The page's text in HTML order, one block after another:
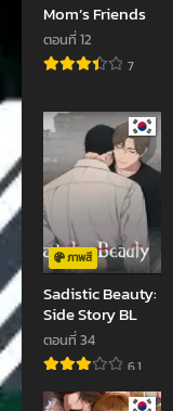
ตอนที่ 11
ตุลาคม 21, 2023
ตุลาคม 21, 2023
ตอนที่ 7
ตุลาคม 21, 2023
ตอนที่ 5
ตุลาคม 21, 2023
ตอนที่ 3
ตุลาคม 21, 2023
ตอนที่ 1
ตุลาคม 21, 2023
Mom’s Friends
ตอนที่ 12
7
ภาพสี
Sadistic Beauty:
Side Story BL
ตอนที่ 34
6.1